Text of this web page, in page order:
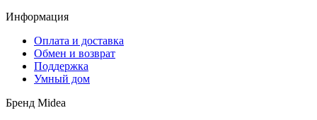
Информация
Оплата и доставка
Обмен и возврат
Поддержка
Умный дом
Бренд Midea